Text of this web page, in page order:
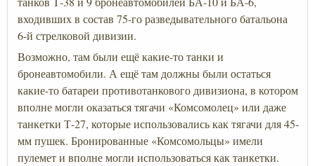
входивших в состав 75-го разведывательного батальона
6-й стрелковой дивизии.
Возможно, там были ещё какие-то танки и
бронеавтомобили. А ещё там должны были остаться
какие-то батареи противотанкового дивизиона, в котором
вполне могли оказаться тягачи «Комсомолец» или даже
танкетки Т-27, которые использовались как тягачи для 45-
мм пушек. Бронированные «Комсомольцы» имели
пулемет и вполне могли использоваться как танкетки.